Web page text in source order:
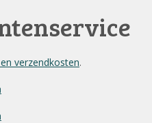
verzendkosten.